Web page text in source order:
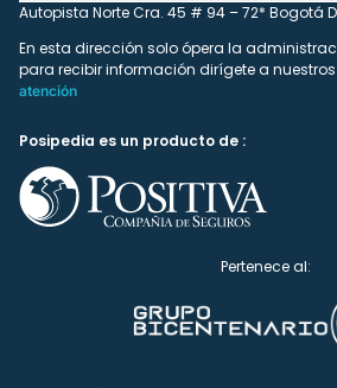
Autopista Norte Cra. 45 # 94 – 72* Bogotá
En esta dirección solo ópera la
para recibir información dirígete a nuestros
atención
Posipedia es un producto de :
Pertenece al: